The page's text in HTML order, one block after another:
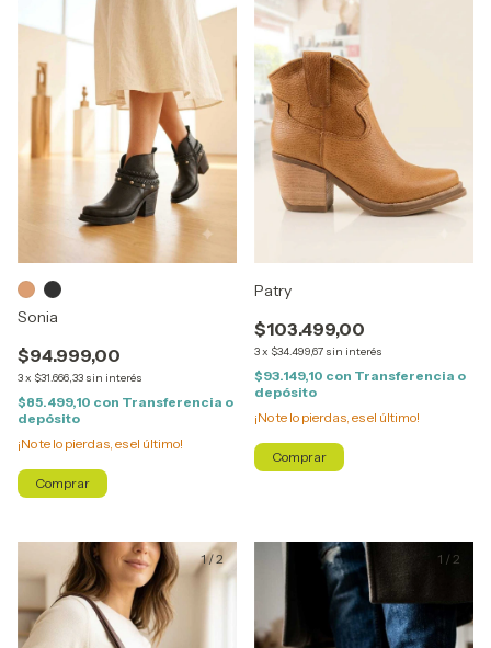
Sonia
$94.999,00
3x $31.666,33 sin interés
$85.499,10 con Transferencia o
depósito
¡No te lo pierdas, es el último!
Comprar
Patry
$103.499,00
3x $34.499,67 sin interés
$93.149,10 con Transferencia o
depósito
¡No te lo pierdas, es el último!
Comprar
1/2 1 / 2